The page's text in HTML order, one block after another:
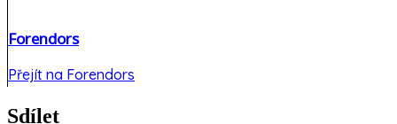
Forendors
Přejít na Forendors
Sdílet